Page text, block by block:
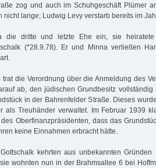
zog und auch im Schuhgeschäft Plümer
nicht lange; Ludwig Levy verstarb bereits im
die dritte und letzte Ehe ein, sie heiratete
(*28.9.78). Er und Minna verließen
trat die Verordnung über die Anmeldung des
ab, den jüdischen Grundbesitz
in der Bahrenfelder Straße. Dieses
als Treuhänder verwaltet. Im Februar 1939
Oberfinanzpräsidenten, dass das
keine Einnahmen erbracht hätte.
kehrten aus unbekannten
wohnten nun in der Brahmsallee 6 bei